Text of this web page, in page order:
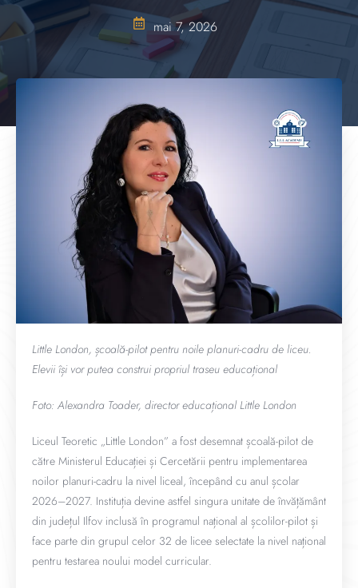
mai 7, 2026
Little London, școală-pilot pentru noile planuri-cadru de liceu.
Elevii își vor putea construi propriul traseu educațional
Foto: Alexandra Toader, director educațional Little London
Liceul Teoretic „Little London” a fost desemnat școală-pilot de
către Ministerul Educației și Cercetării pentru implementarea
noilor planuri-cadru la nivel liceal, începând cu anul școlar
2026–2027. Instituția devine astfel singura unitate de învățământ
din județul Ilfov inclusă în programul național al școlilor-pilot și
face parte din grupul celor 32 de licee selectate la nivel național
pentru testarea noului model curricular.